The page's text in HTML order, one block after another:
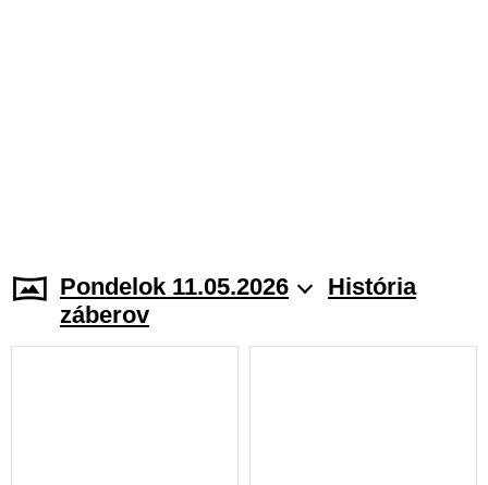
Pondelok 11.05.2026
História
záberov